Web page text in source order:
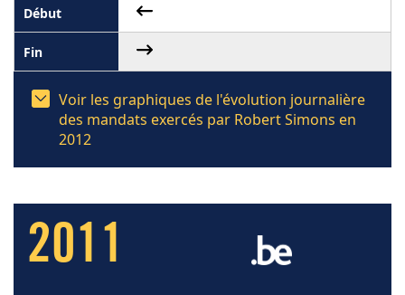
Voir les graphiques de l'évolution journalière
des mandats exercés par Robert Simons en
2012
2011